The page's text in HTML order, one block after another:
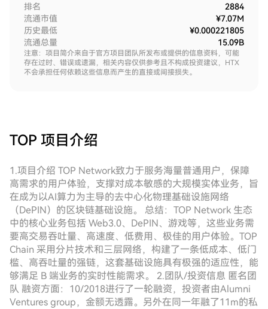
排名
2884
流通市值
¥7.07M
历史最低
¥0.000221805
流通总量
15.09B
注意：项目简介来自于官方项目团队所发布或提供的信息资料，可能
存在过时、错误或遗漏，相关内容仅供参考且不构成投资建议，HTX
不会承担任何依赖这些信息而产生的直接或间接损失。
TOP 项目介绍
1.项目介绍 TOP Network致力于服务海量普通用户，保障
高需求的用户体验，支撑对成本敏感的大规模实体业务，旨
在成为以AI算力为主导的去中心化物理基础设施网络
（DePIN）的区块链基础设施。 总结：TOP Network 生态
中的核心业务包括 Web3.0、DePIN、游戏等，这些业务需
要高交易吞吐量、高速度、低费用、极佳的用户体验。TOP
Chain 采用分片技术和三层网络，构建了一条低成本、低门
槛、高吞吐量的强链，这套基础设施具有极强的适应性，能
够满足 B 端业务的实时性能需求。 2.团队/投资信息 匿名团
队 融资方面：10/2018进行了一轮融资，投资者由Alumni
Ventures group，金额无透露。另外在同一年融了11m的私